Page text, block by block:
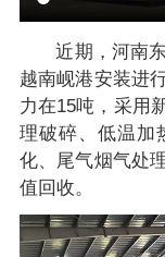
近期，河南
越南岘港安装进
力在15吨，采用
理破碎、低温加
化、尾气烟气处
值回收。